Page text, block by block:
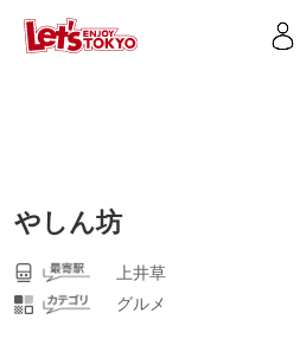
やしん坊
上井草
グルメ